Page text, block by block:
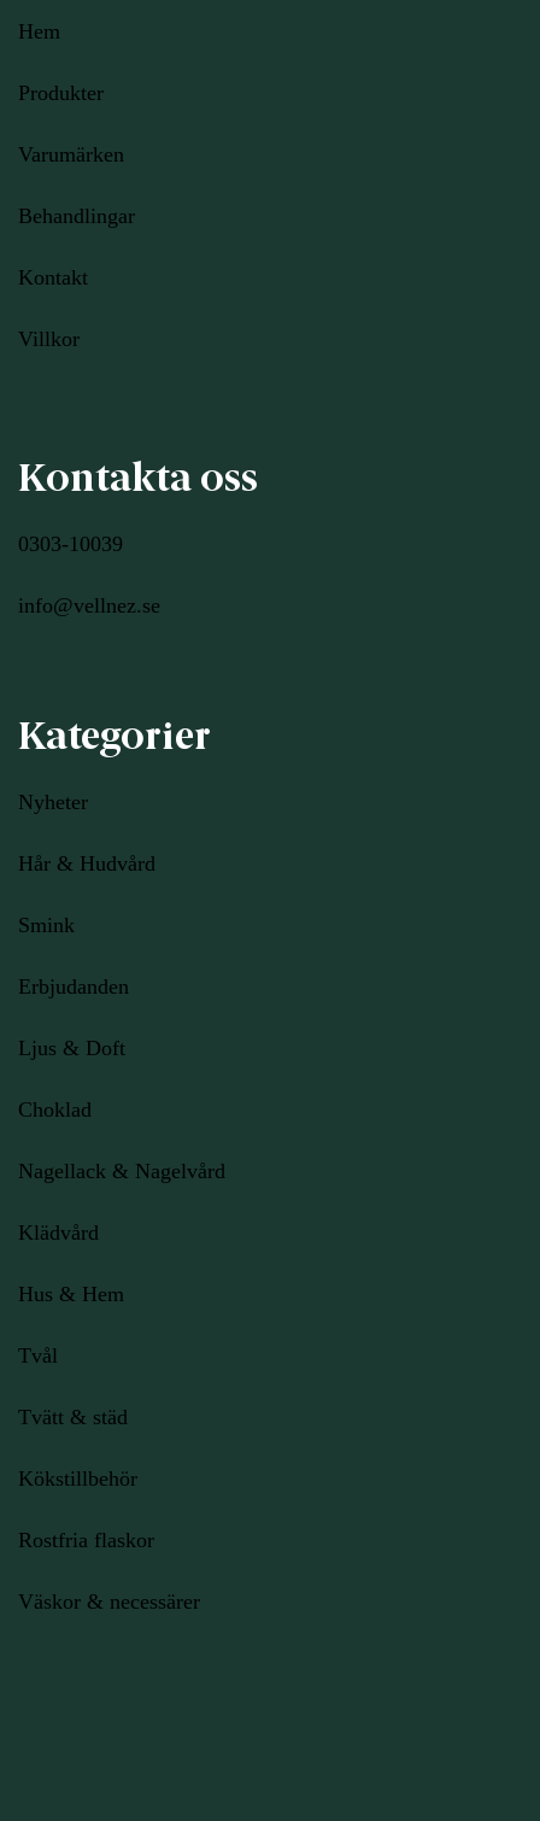
Hem
Produkter
Varumärken
Behandlingar
Kontakt
Villkor
Kontakta oss
0303-10039
info@vellnez.se
Kategorier
Nyheter
Hår & Hudvård
Smink
Erbjudanden
Ljus & Doft
Choklad
Nagellack & Nagelvård
Klädvård
Hus & Hem
Tvål
Tvätt & städ
Kökstillbehör
Rostfria flaskor
Väskor & necessärer